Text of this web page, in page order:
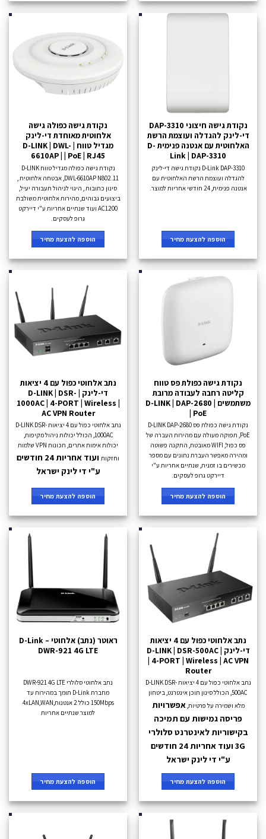
נקודת גישה חיצוני DAP-3310
די-לינק להגדלה ועוצמת הרשת
האלחוטית עם אנטנה פנימית D-
Link | DAP-3310
D-Link DAP-3310 נקודת גישה די-לינק
להגדלה ועוצמת הרשת האלחוטית עם
אנטנה פנימית, 24 חודשי אחריות למוצר.
הוספה להצעת מחיר
נקודת גישה כפולה גישה
אלחוטית מאוחדת די-לינק
מגדיל טווח | D-LINK | DWL-
6610AP | | PoE | RJ45
נקודת גישה כפולה מגדיל טווח D-LINK
DWL-6610AP N802.11, אבטחה אלחוטית ,
סינון כתובות , היגוי לניהול תעבורה יעיל,
ביצועים גבוהים, מהירות אלחוטית משולבת
AC1200 ועוד שנתיים אחריות ע"י דיירקט
גרופ לעסקים.
הוספה להצעת מחיר
נקודת גישה כפולת פס טווח
קליטה רחבה לעבודה מרובת
משתמשים | D-LINK | DAP-2680
| PoE
נקודת גישה כפולת פס D-LINK DAP-2680
PoE, תפוקה מעולה עם מהירות העברה של
פס כפול, WIFI מאובטח, התקנה פשוטה
ומהירה מאפשר העברת נתונים עם מספר
מכשירים בו זמנית, שנתיים אחריות ע"י
דיירקט גרופ לעסקים.
הוספה להצעת מחיר
נתב אלחוטי כפול עם 4 יציאות
די-לינק | D-LINK | DSR-
1000AC | 4-PORT | Wireless |
AC VPN Router
נתב אלחוטי כפול עם 4 יציאות D-LINK DSR-
1000AC, הכולל יכולות ניהול מקיפות,
יכולות אימות אתרים, תכונות VPN שלמות
וחזקות
ועוד אחריות 24 חודשים
ע"י די לינק ישראל
הוספה להצעת מחיר
נתב אלחוטי כפול עם 4 יציאות
די-לינק | D-LINK | DSR-500AC
| 4-PORT | Wireless | AC VPN
Router
נתב אלחוטי כפול עם 4 יציאות D-LINK DSR-
500AC, הכולל סינון תוכן אינטרנט, ביטחון
מלא ושמירה על פרטיות,אפשרויות
פריסה גמישות עם תמיכה
בקישוריות לאינטרנט סלולרי
3G ועוד אחריות 24 חודשים
ע"י די לינק ישראל
הוספה להצעת מחיר
ראוטר (נתב) אלחוטי – D-Link
DWR-921 4G LTE
נתב אלחוטי סלולרי DWR-921 4G LTE
מחברת D-Link תומך במהירות עד
150Mbps כולל 2 אנטנות,4xLAN,WAN
למוצר שנתיים אחריות
הוספה להצעת מחיר